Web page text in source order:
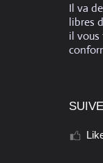
Il va
libres
il vous